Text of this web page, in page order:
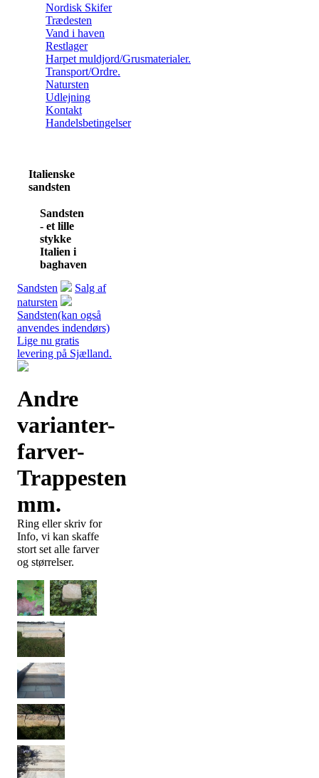
Nordisk Skifer
Trædesten
Vand i haven
Restlager
Harpet muldjord/Grusmaterialer.
Transport/Ordre.
Natursten
Udlejning
Kontakt
Handelsbetingelser
Italienske
sandsten
Sandsten
- et lille
stykke
Italien i
baghaven
Sandsten
Salg af
natursten
Sandsten(kan også
anvendes indendørs)
Lige nu gratis
levering på Sjælland.
Andre
varianter-
farver-
Trappesten
mm.
Ring eller skriv for
Info, vi kan skaffe
stort set alle farver
og størrelser.